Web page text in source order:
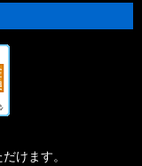
］対応 カスタムパ
スタムパーツ
対応 カスタムパ
けます。